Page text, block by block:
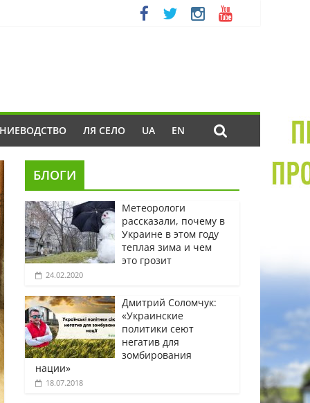
ЛЯ СЕЛО UA EN
БЛОГИ
Метеорологи
рассказали, почему в
Украине в этом году
теплая зима и чем
это грозит
24.02.2020
Дмитрий Соломчук:
«Украинские
политики сеют
негатив для
зомбирования
нации»
18.07.2018